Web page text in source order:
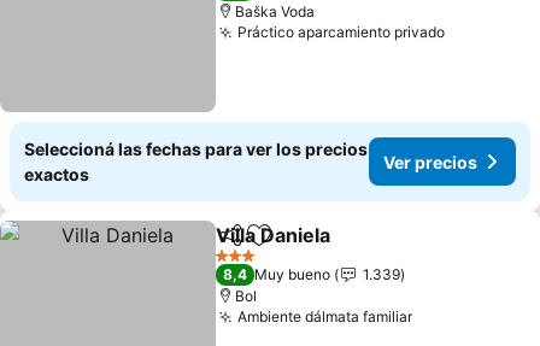
Baška Voda
Práctico aparcamiento privado
Seleccioná las fechas para ver los precios
exactos
Ver precios
CompartirAñadir a favoritos
Villa Daniela
3 Estrellas
8,4 Muy bueno
1.339
Bol
Ambiente dálmata familiar